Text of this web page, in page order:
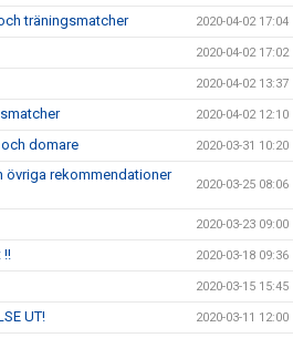
träningsmatcher 2020-04-02 17:04
2020-04-02 17:02
2020-04-02 13:37
2020-04-02 12:10
domare 2020-03-31 10:20
övriga rekommendationer
2020-03-25 08:06
2020-03-23 09:00
!! 2020-03-18 09:36
2020-03-15 15:45
UT! 2020-03-11 12:00